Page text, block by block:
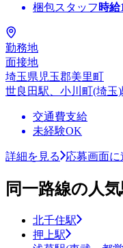
梱包スタッフ 時給
勤務地
面接地
埼玉県児玉郡美里町
世良田駅、小川町(埼玉
交通費支給
未経験OK
詳細を見る 応募画面に
同一路線の人
北千住駅
押上駅